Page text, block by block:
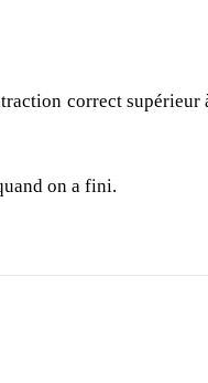
correct supérieur
on a fini.